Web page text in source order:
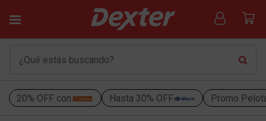
20% OFF con Hasta 30% OFF Promo